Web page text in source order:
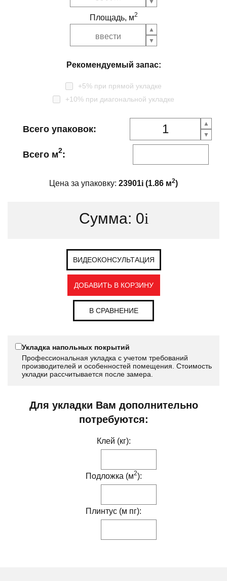
Площадь, м2
Рекомендуемый запас:
+5% при прямой укладке
+10% при диагональной укладке
Всего упаковок:
Всего м2:
Цена за упаковку: 23901i (1.86 м2)
Сумма: 0i
ВИДЕОКОНСУЛЬТАЦИЯ
ДОБАВИТЬ В КОРЗИНУ
В СРАВНЕНИЕ
Укладка напольных покрытий
Профессиональная укладка с учетом требований
производителей и особенностей помещения. Стоимость
укладки рассчитывается после замера.
Для укладки Вам дополнительно
потребуются:
Клей (кг):
Подложка (м2):
Плинтус (м пг):